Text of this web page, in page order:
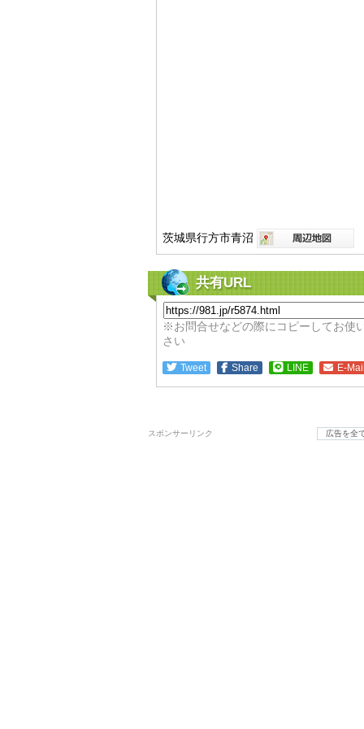
茨城県行方市青沼
共有URL
※お問合せなどの際にコピーしてお使
さい
Tweet Share LINE E-
スポンサーリンク 広告を全